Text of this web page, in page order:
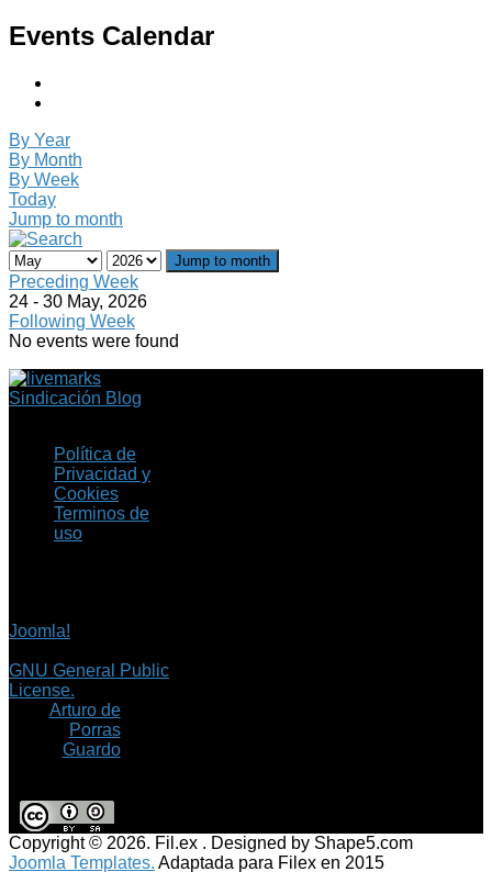
Events Calendar
By Year
By Month
By Week
Today
Jump to month
Jump to month
Preceding Week
24 - 30 May, 2026
Following Week
No events were found
Sindicación Blog
Política de
Privacidad y
Cookies
Terminos de
uso
Joomla!
GNU General Public
License.
Arturo de
Porras
Guardo
Copyright © 2026. Fil.ex . Designed by Shape5.com
Joomla Templates. Adaptada para Filex en 2015